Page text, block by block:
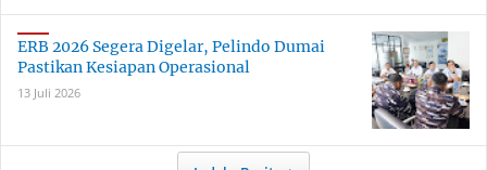
ERB 2026 Segera Digelar, Pelindo Dumai
Pastikan Kesiapan Operasional
13 Juli 2026